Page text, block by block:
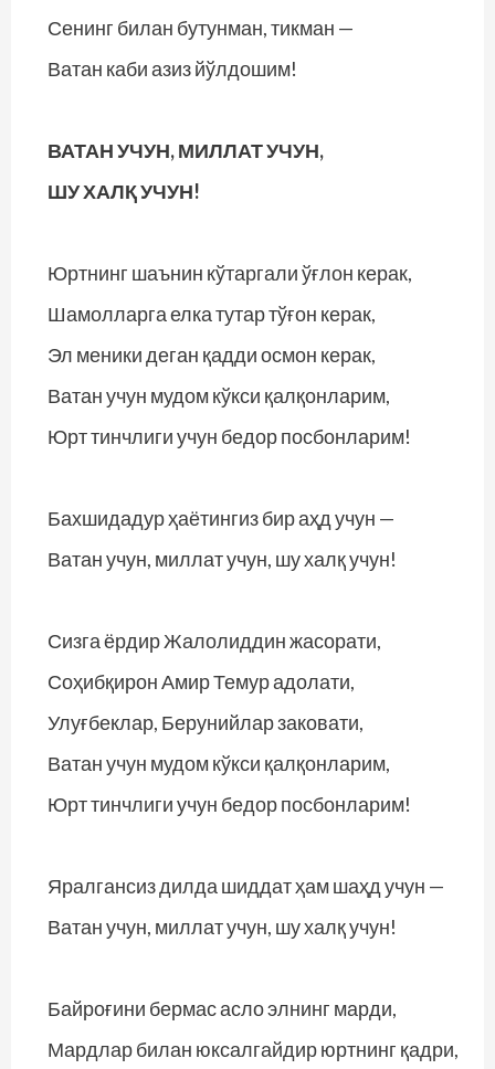
Сенинг билан бутунман, тикман —
Ватан каби азиз йўлдошим!
ВАТАН УЧУН, МИЛЛАТ УЧУН,
ШУ ХАЛҚ УЧУН!
Юртнинг шаънин кўтаргали ўғлон керак,
Шамолларга елка тутар тўғон керак,
Эл меники деган қадди осмон керак,
Ватан учун мудом кўкси қалқонларим,
Юрт тинчлиги учун бедор посбонларим!
Бахшидадур ҳаётингиз бир аҳд учун —
Ватан учун, миллат учун, шу халқ учун!
Сизга ёрдир Жалолиддин жасорати,
Соҳибқирон Амир Темур адолати,
Улуғбеклар, Берунийлар заковати,
Ватан учун мудом кўкси қалқонларим,
Юрт тинчлиги учун бедор посбонларим!
Яралгансиз дилда шиддат ҳам шаҳд учун —
Ватан учун, миллат учун, шу халқ учун!
Байроғини бермас асло элнинг марди,
Мардлар билан юксалгайдир юртнинг қадри,